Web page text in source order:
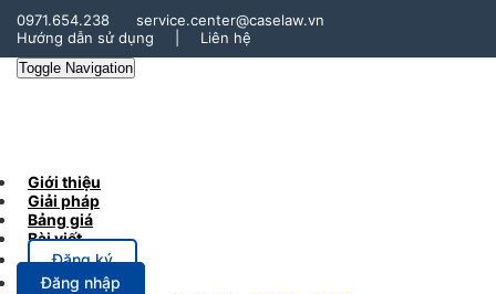
0971.654.238
service.center@caselaw.vn
Hướng dẫn sử dụng
Liên hệ
Toggle Navigation
Giới thiệu
Giải pháp
Bảng giá
Bài viết
Đăng ký
Đăng nhập